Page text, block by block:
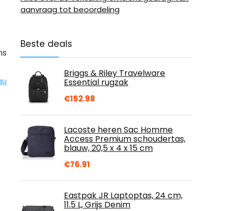
aanvraag tot beoordeling
Beste deals
Briggs & Riley Travelware
Essential rugzak
€152.98
Lacoste heren Sac Homme
Access Premium schoudertas,
blauw, 20,5 x 4 x 15 cm
€76.91
Eastpak JR Laptoptas, 24 cm,
11.5 L, Grijs Denim